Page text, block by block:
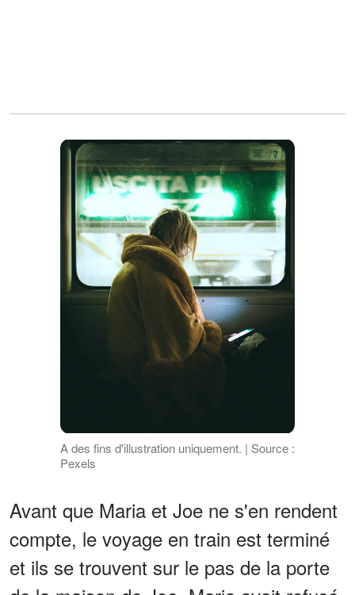
A des fins d'illustration uniquement. | Source :
Pexels
Avant que Maria et Joe ne s'en rendent
compte, le voyage en train est terminé
et ils se trouvent sur le pas de la porte